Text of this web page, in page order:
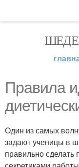
Правила
Один из самых
задают ученицы в
правильно сделать